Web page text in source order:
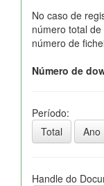
No caso de
número total
número de
Número de
Período:
Total
Ano
Handle do